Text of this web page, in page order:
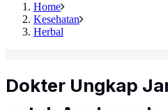
Home
Kesehatan
Herbal
Dokter Ungkap